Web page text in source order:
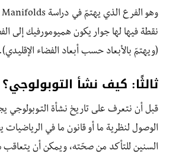
نقطة فيها لها جوار يكون هميومورفيك إلى
(ويهتمّ بالأبعاد حسب أبعاد الفضاء الإقليدي).
ثالثًا: كيف نشأ التوبولوجي؟
قبل أن نتعرف على تاريخ نشأة
الوصول لنظرية ما أو قانون ما في الرياضيات
السنين للتأكد من صحّته، ويمكن أن يتعاقب